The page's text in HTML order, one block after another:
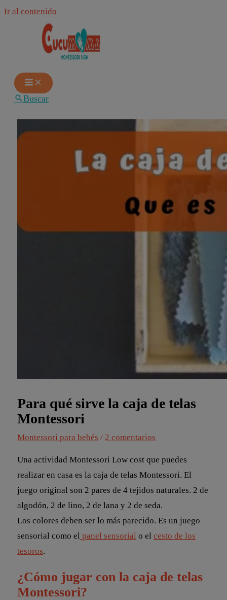
Ir al contenido
Buscar
Para qué sirve la caja de telas
Montessori
Montessori para bebés / 2 comentarios
Una actividad Montessori Low cost que puedes
realizar en casa es la caja de telas Montessori. El
juego original son 2 pares de 4 tejidos naturales. 2 de
algodón, 2 de lino, 2 de lana y 2 de seda.
Los colores deben ser lo más parecido. Es un juego
sensorial como el panel sensorial o elcesto de los
tesoros.
¿Cómo jugar con la caja de telas
Montessori?